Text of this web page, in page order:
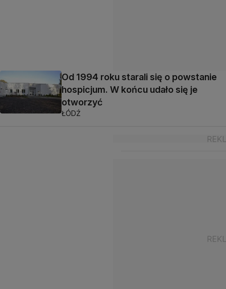
Od 1994 roku starali się o powstanie
hospicjum. W końcu udało się je
otworzyć
ŁÓDŹ